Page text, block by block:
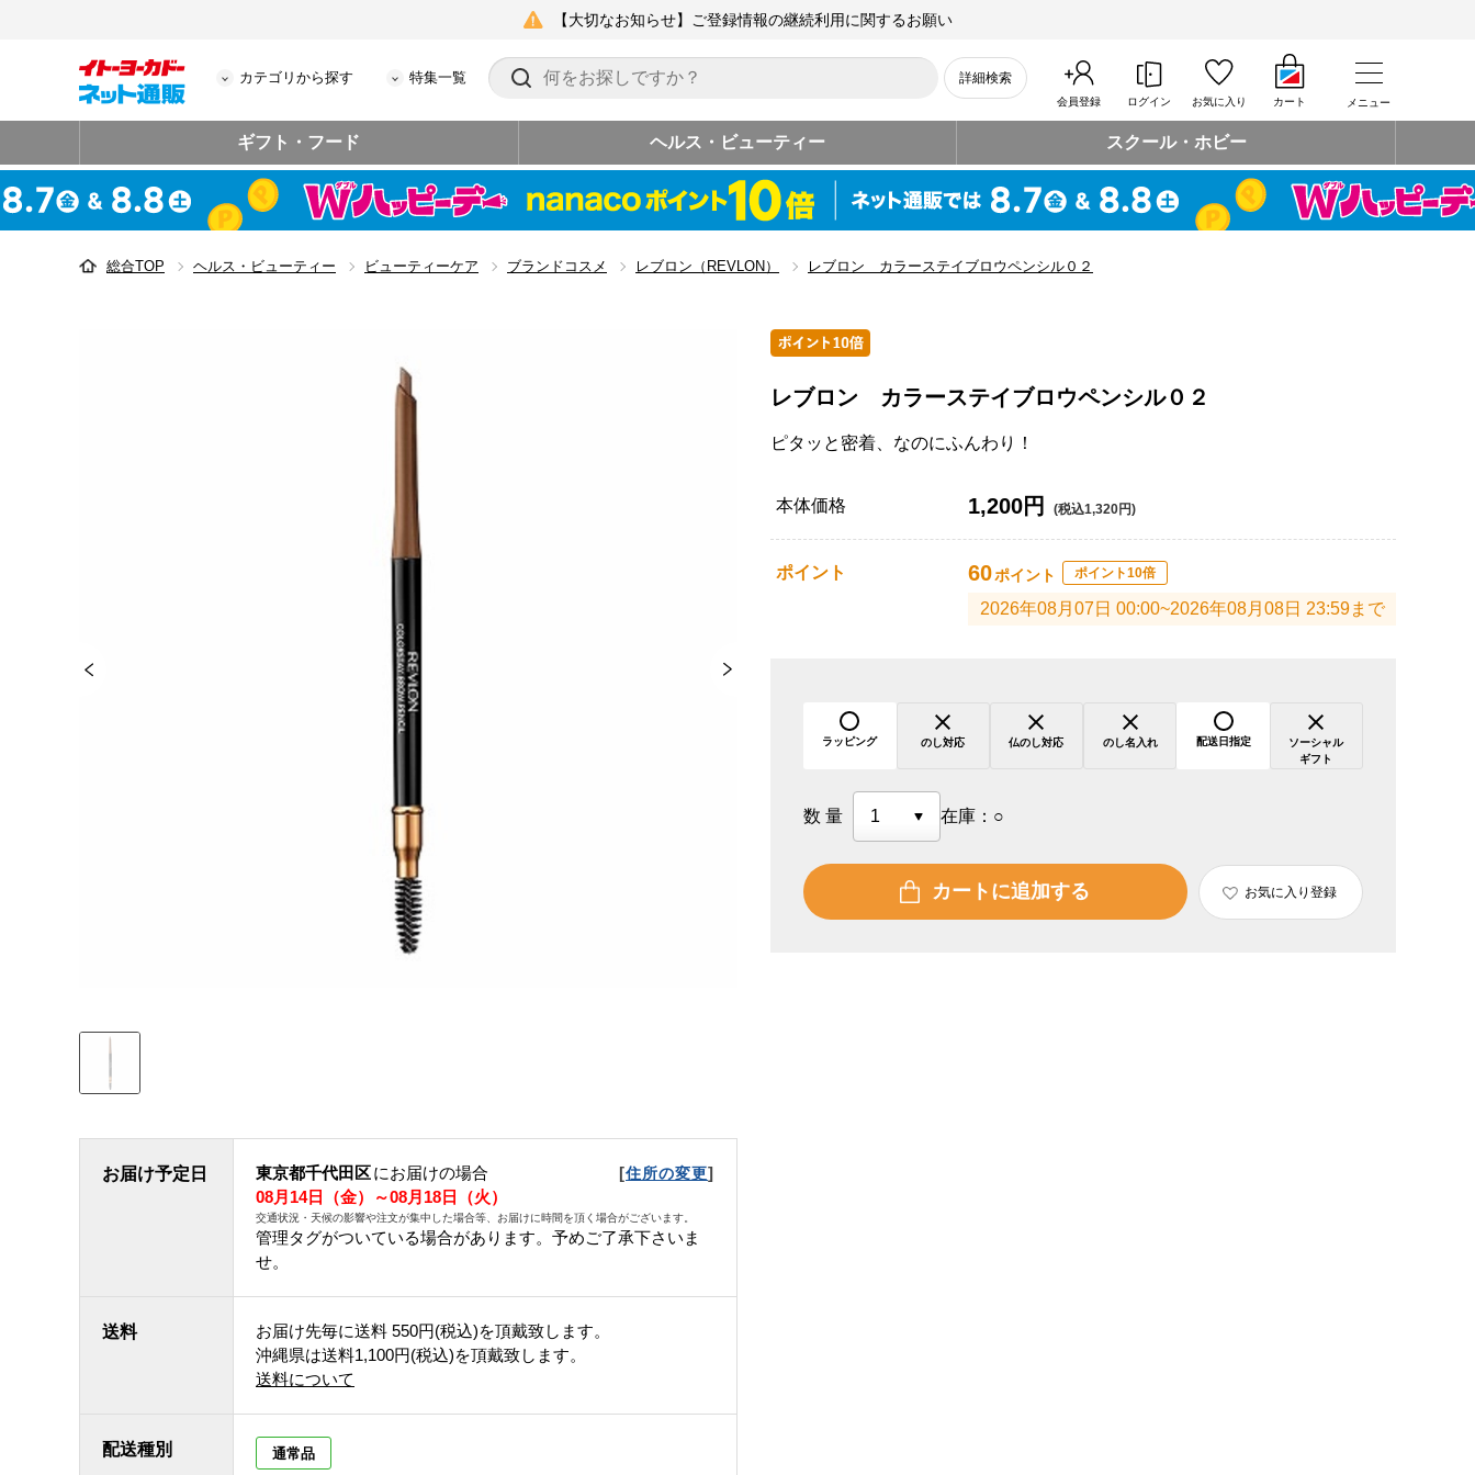
【大切なお知らせ】ご登録情報の継続利用に関するお願い
カテゴリから探す 特集一覧 詳細検索
会員登録 ログイン お気に入り カート メニュー
ギフト・フード ヘルス・ビューティー スクール・ホビー
総合TOP ヘルス・ビューティー ビューティーケア ブランドコスメ レブロン（REVLON） レブロン カラーステイブロウペンシル０２
お届け予定日 東京都千代田区にお届けの場合 [住所の変更]
08月14日（金）～08月18日（火）
交通状況・天候の影響や注文が集中した場合等、お届けに時間を頂く場合がございます。
管理タグがついている場合があります。予めご了承下さいま
せ。
送料 お届け先毎に送料 550円(税込)を頂戴致します。
沖縄県は送料1,100円(税込)を頂戴致します。
送料について
配送種別 通常品
レブロン カラーステイブロウペンシル０２
ピタッと密着、なのにふんわり！
本体価格 1,200円 (税込1,320円)
ポイント 60ポイント ポイント10倍
2026年08月07日 00:00~2026年08月08日 23:59まで
ラッピング のし対応 仏のし対応 のし名入れ 配送日指定
ソーシャル
ギフト
数量 在庫： ○
カートに追加する お気に入り登録